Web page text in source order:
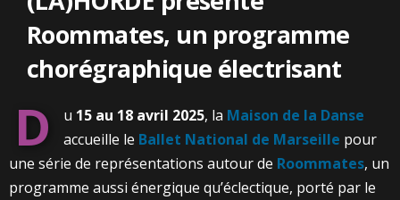
Roommates, un programme
chorégraphique électrisant
D u 15 au 18 avril 2025, la Maison de la Danse
accueille le Ballet National de Marseille pour
une série de représentations autour de Roommates, un
programme aussi énergique qu’éclectique, porté par le